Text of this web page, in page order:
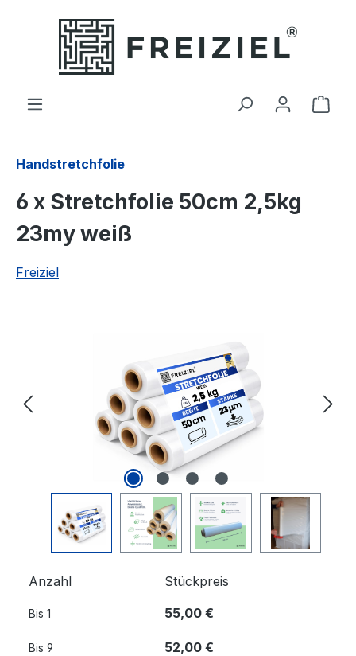
Zum Hauptinhalt springen
Handstretchfolie
6 x Stretchfolie 50cm 2,5kg
23my weiß
Freiziel
Anzahl Stückpreis
Bis 1 55,00 €
Bis 9 52,00 €